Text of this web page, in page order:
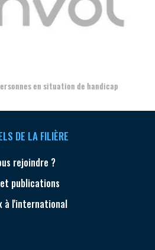
en situation de handicap
DE LA FILIÈRE
rejoindre ?
publications
à l'international